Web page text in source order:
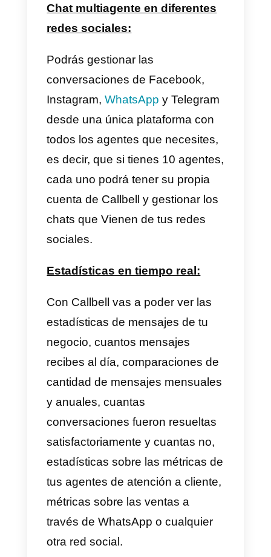
no vas a poder costear el precio
mensual de la herramienta, por
otra parte el soporte tampoco es
muy bueno y muchas veces los
inconvenientes o errores se
solucionan lentamente.
B2chat
B2chat
es una compañía que
ofrece servicios de chat center
forma que los agentes de
atención de tu empresa puedan
gestionar las conversaciones
llegan desde diferentes canales
de atención desde una sola
plataforma, también ofrece
servicios de